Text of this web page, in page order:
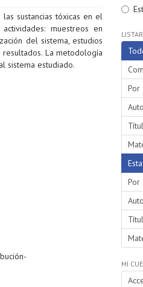
sustancias tóxicas en el
muestreos en
del sistema, estudios
La metodología
sistema estudiado.
LISTAR
Por
Por
MI